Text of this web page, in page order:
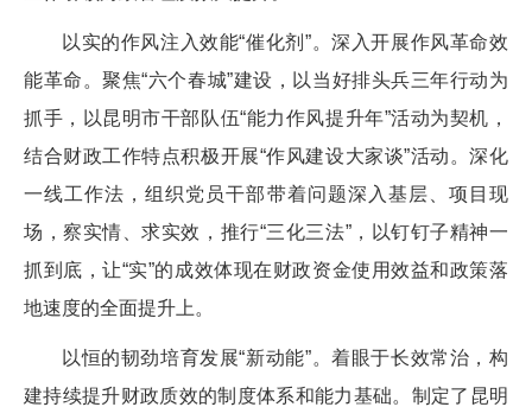
以实的作风注入效能“催化剂”。深入开展作风革命效
能革命。聚焦“六个春城”建设，以当好排头兵三年行动为
抓手，以昆明市干部队伍“能力作风提升年”活动为契机，
结合财政工作特点积极开展“作风建设大家谈”活动。深化
一线工作法，组织党员干部带着问题深入基层、项目现
场，察实情、求实效，推行“三化三法”，以钉钉子精神一
抓到底，让“实”的成效体现在财政资金使用效益和政策落
地速度的全面提升上。
以恒的韧劲培育发展“新动能”。着眼于长效常治，构
建持续提升财政质效的制度体系和能力基础。制定了昆明